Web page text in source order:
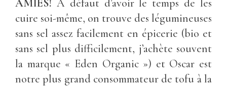
AMIES! À défaut d’avoir le temps de les
cuire soi-même, on trouve des légumineuses
sans sel assez facilement en épicerie (bio et
sans sel plus difficilement, j’achète souvent
la marque « Eden Organic ») et Oscar est
notre plus grand consommateur de tofu à la